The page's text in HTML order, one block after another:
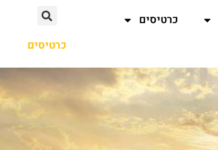
כרטיסים
כרטיסים